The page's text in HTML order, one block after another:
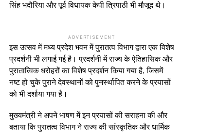
सिंह भदौरिया और पूर्व विधायक केपी त्रिपाठी भी मौजूद थे।
ADVERTISEMENT
इस उत्सव में मध्य प्रदेश भवन में पुरातत्व विभाग द्वारा एक विशेष
प्रदर्शनी भी लगाई गई है। प्रदर्शनी में राज्य के ऐतिहासिक और
पुरातात्विक धरोहरों का विशेष प्रदर्शन किया गया है, जिसमें
नष्ट हो चुके पुराने देवस्थानों को पुनर्स्थापित करने के प्रयासों
को भी दर्शाया गया है।
मुख्यमंत्री ने अपने भाषण में इन प्रयासों की सराहना की और
बताया कि पुरातत्व विभाग ने राज्य की सांस्कृतिक और धार्मिक